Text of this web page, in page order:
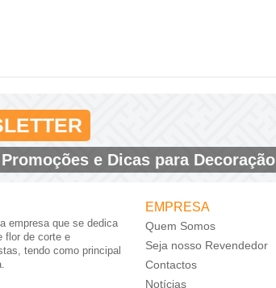
e Dicas para Decoração
empresa que se dedica
flor de corte e
tendo como principal
EMPRESA
Quem Somos
Seja nosso Revendedor
Contactos
Notícias